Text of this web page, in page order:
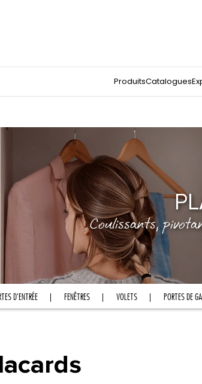
ProduitsCatalogues
Coulissants,
D'ENTRÉE FENÊTRES VOLETS PORTES DE